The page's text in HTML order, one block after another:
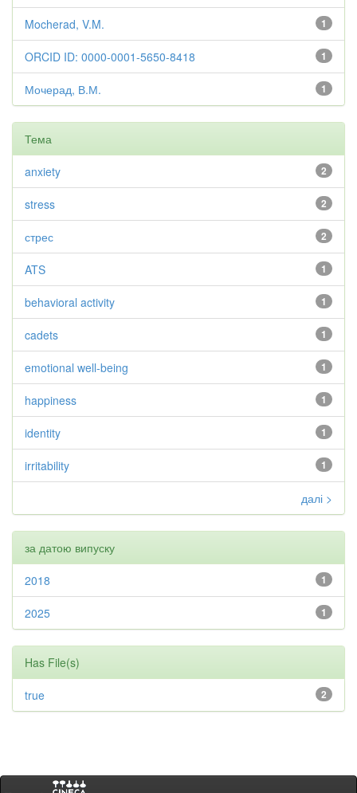
1
Mocherad, V.M.
1
ORCID ID: 0000-0001-5650-8418
1
Мочерад, В.М.
Тема
2
anxiety
2
stress
2
стрес
1
ATS
1
behavioral activity
1
cadets
1
emotional well-being
1
happiness
1
identity
1
irritability
далі >
за датою випуску
1
2018
1
2025
Has File(s)
2
true